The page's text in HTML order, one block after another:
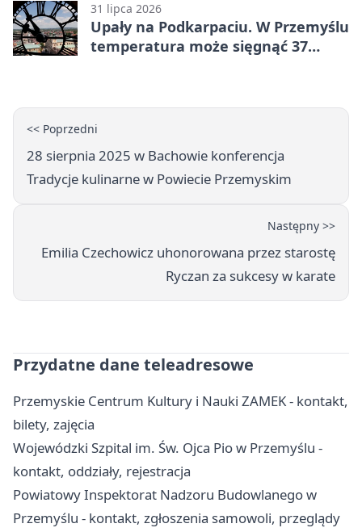
31 lipca 2026
Upały na Podkarpaciu. W Przemyślu
temperatura może sięgnąć 37
<< Poprzedni
28 sierpnia 2025 w Bachowie konferencja
Tradycje kulinarne w Powiecie Przemyskim
Następny >>
Emilia Czechowicz uhonorowana przez starostę
Ryczan za sukcesy w karate
Przydatne dane teleadresowe
Przemyskie Centrum Kultury i Nauki ZAMEK - kontakt,
bilety, zajęcia
Wojewódzki Szpital im. Św. Ojca Pio w Przemyślu -
kontakt, oddziały, rejestracja
Powiatowy Inspektorat Nadzoru Budowlanego w
Przemyślu - kontakt, zgłoszenia samowoli, przeglądy